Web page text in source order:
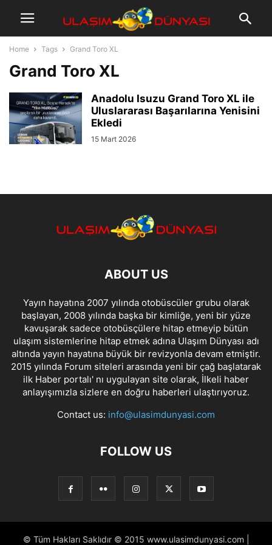
Home Tags Grand Toro XL
Grand Toro XL
Anadolu Isuzu Grand Toro XL ile
Uluslararası Başarılarına Yenisini
Ekledi
15 Mart 2026
ABOUT US
Yayın hayatına 2007 yılında otobüscüler grubu olarak
başlayan, 2008 yılında başka bir kimliğe, yeni bir yüze
kavuşarak sadece otobüsçülere hitap etmeyip bütün
ulaşım sistemlerine hitap etmek adına Ulaşım Dünyası adı
altında yayın hayatına büyük bir revizyonla devam etmiştir.
2015 yılında Forum siteleri arasında yeni bir çağ başlatarak
ilk Haber portalı' nı uygulayan site olarak, İlkeli haber
anlayışımızla sizlere en doğru haberleri ulaştırıyoruz.
Contact us: info@ulasimdunyasi.com
FOLLOW US
© Tüm Hakları Saklıdır © 2015 www.ulasimdunyasi.com |